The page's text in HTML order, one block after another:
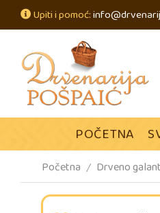
Upiti i pomoć:
POČETNA
Početna / Drveno